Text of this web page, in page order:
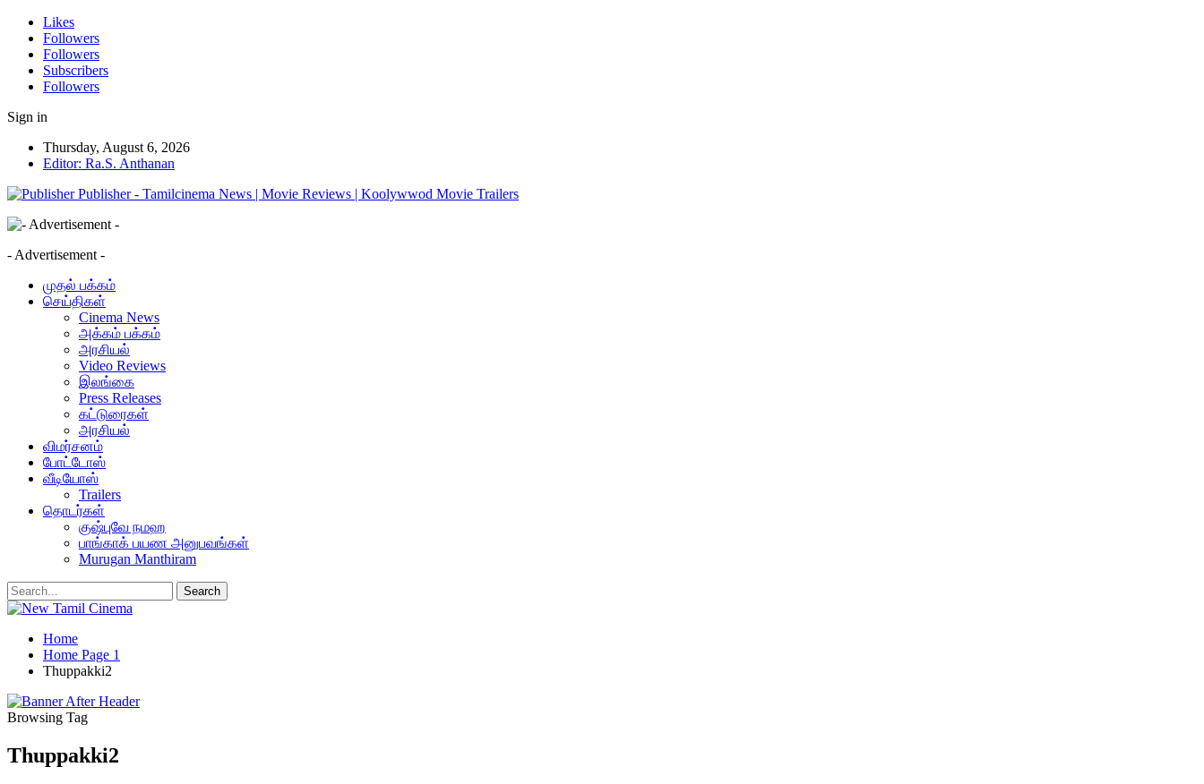
Likes
Followers
Followers
Subscribers
Followers
Sign in
Thursday, August 6, 2026
Editor: Ra.S. Anthanan
Publisher - Tamilcinema News | Movie Reviews | Koolywwod Movie Trailers
- Advertisement -
முதல் பக்கம்
செய்திகள்
Cinema News
அக்கம் பக்கம்
அரசியல்
Video Reviews
இலங்கை
Press Releases
கட்டுரைகள்
அரசியல்
விமர்சனம்
போட்டோஸ்
வீடியோஸ்
Trailers
தொடர்கள்
குஷ்புவே நமஹ
பாங்காக் பயண அனுபவங்கள்
Murugan Manthiram
Home
Home Page 1
Thuppakki2
Browsing Tag
Thuppakki2